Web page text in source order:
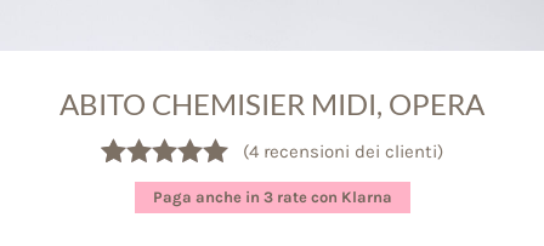
ABITO CHEMISIER MIDI, OPERA
Valutato5.00
su 5 su
(4 recensioni dei clienti)
Paga anche in 3 rate con Klarna